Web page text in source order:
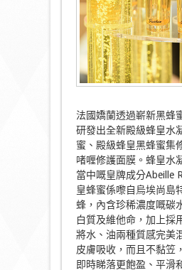
法國嬌蘭透過嶄新黑蜂
研發出全新殿級蜂皇水
蜜、殿級蜂皇黑蜂蜜集
啫喱修護面膜。蜂皇水
當中嘅皇牌成分Abeille
皇蜂蜜係嚟自烏埃尚島
蜂，內含珍稀濃度嘅碳
白質及維他命，加上採
將水、油兩種質感完美
皮膚吸收，而且不黏笠
即時睇落更飽盈、平滑